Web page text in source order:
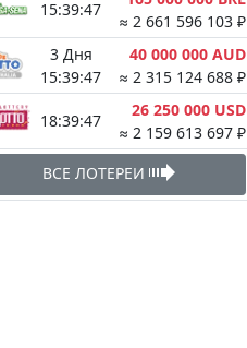
15:39:47
≈ 2 661 596 103 ₽
3 Дня
15:39:47
40 000 000 AUD
≈ 2 315 124 688 ₽
18:39:47
26 250 000 USD
≈ 2 159 613 697 ₽
ВСЕ ЛОТЕРЕИ